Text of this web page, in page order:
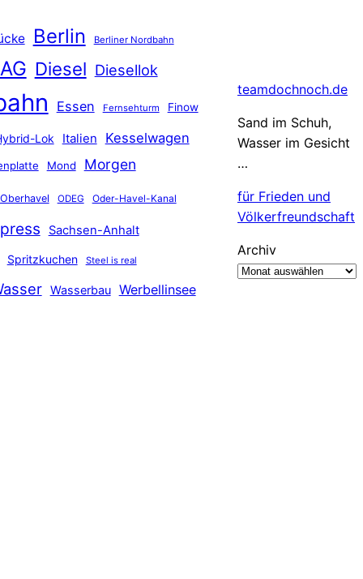
Berlin Berliner Nordbahn
Diesel Diesellok
Essen Fernsehturm Finow
Lok Italien Kesselwagen
Mond Morgen
Oberhavel ODEG Oder-Havel-Kanal
Sachsen-Anhalt
Spritzkuchen Steel is real
Wasserbau Werbellinsee
teamdochnoch.de
Sand im Schuh,
Wasser im Gesicht
…
für Frieden und
Völkerfreundschaft
Archiv